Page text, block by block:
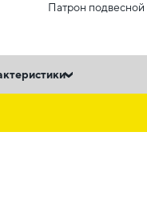
Патрон подвесной